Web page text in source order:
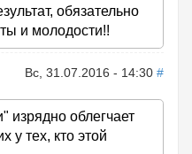
обязательно
и молодости!!
Вс, 31.07.2016 - 14:30 #
изрядно облегчает
у тех, кто этой